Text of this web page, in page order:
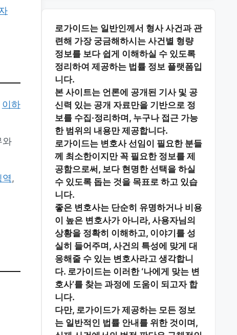
이하
역,
로가이드는 일반인께서 형사 사건과 관
련해 가장 궁금해하시는 사건별 형량
정보를 보다 쉽게 이해하실 수 있도록
정리하여 제공하는 법률 정보 플랫폼입
니다.
본 사이트는 언론에 공개된 기사 및 공
신력 있는 공개 자료만을 기반으로 정
보를 수집·정리하며, 누구나 접근 가능
한 범위의 내용만 제공합니다.
로가이드는 변호사 선임이 필요한 분들
께 최소한이지만 꼭 필요한 정보를 제
공함으로써, 보다 현명한 선택을 하실
수 있도록 돕는 것을 목표로 하고 있습
니다.
좋은 변호사는 단순히 유명하거나 비용
이 높은 변호사가 아니라, 사용자님의
상황을 정확히 이해하고, 이야기를 성
실히 들어주며, 사건의 특성에 맞게 대
응해줄 수 있는 변호사라고 생각합니
다. 로가이드는 이러한 ‘나에게 맞는 변
호사’를 찾는 과정에 도움이 되고자 합
니다.
다만, 로가이드가 제공하는 모든 정보
는 일반적인 법률 안내 를 위한 것이며,